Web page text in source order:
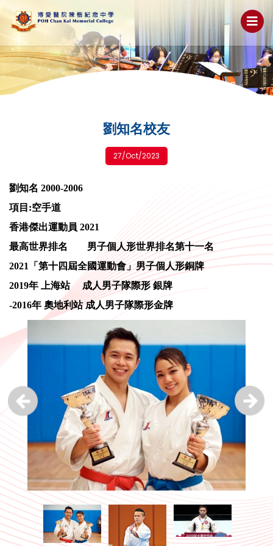
劉知名校友
27/Oct/2023
劉知名 2000-2006
項目:空手道
香港傑出運動員 2021
最高世界排名 男子個人形世界排名第十一名
2021「第十四屆全國運動會」男子個人形銅牌
2019年 上海站 成人男子隊際形 銀牌
-2016年 奧地利站 成人男子隊際形金牌